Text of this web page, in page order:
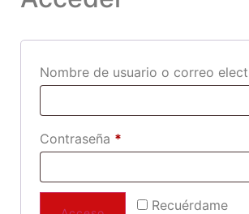
Nombre de usuario o correo
Contraseña *
Recuérdame